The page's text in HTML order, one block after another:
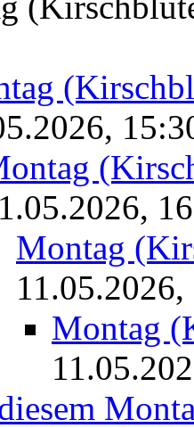
Montag
Montag